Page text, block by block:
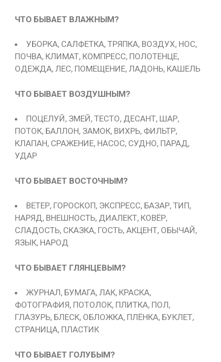
ЧТО БЫВАЕТ ВЛАЖНЫМ?
УБОРКА, САЛФЕТКА, ТРЯПКА, ВОЗДУХ, НОС,
ПОЧВА, КЛИМАТ, КОМПРЕСС, ПОЛОТЕНЦЕ,
ОДЕЖДА, ЛЕС, ПОМЕЩЕНИЕ, ЛАДОНЬ, КАШЕЛЬ
ЧТО БЫВАЕТ ВОЗДУШНЫМ?
ПОЦЕЛУЙ, ЗМЕЙ, ТЕСТО, ДЕСАНТ, ШАР,
ПОТОК, БАЛЛОН, ЗАМОК, ВИХРЬ, ФИЛЬТР,
КЛАПАН, СРАЖЕНИЕ, НАСОС, СУДНО, ПАРАД,
УДАР
ЧТО БЫВАЕТ ВОСТОЧНЫМ?
ВЕТЕР, ГОРОСКОП, ЭКСПРЕСС, БАЗАР, ТИП,
НАРЯД, ВНЕШНОСТЬ, ДИАЛЕКТ, КОВЁР,
СЛАДОСТЬ, СКАЗКА, ГОСТЬ, АКЦЕНТ, ОБЫЧАЙ,
ЯЗЫК, НАРОД
ЧТО БЫВАЕТ ГЛЯНЦЕВЫМ?
ЖУРНАЛ, БУМАГА, ЛАК, КРАСКА,
ФОТОГРАФИЯ, ПОТОЛОК, ПЛИТКА, ПОЛ,
ГЛАЗУРЬ, БЛЕСК, ОБЛОЖКА, ПЛЁНКА, БУКЛЕТ,
СТРАНИЦА, ПЛАСТИК
ЧТО БЫВАЕТ ГОЛУБЫМ?